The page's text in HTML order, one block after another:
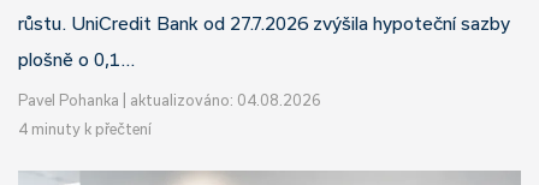
růstu. UniCredit Bank od 27.7.2026 zvýšila hypoteční sazby
plošně o 0,1…
Pavel Pohanka
aktualizováno: 04.08.2026
4 minuty k přečtení